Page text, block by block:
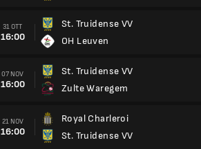
31 OTT
16:00
St. Truidense VV
OH Leuven
07 NOV
16:00
St. Truidense VV
Zulte Waregem
21 NOV
16:00
Royal Charleroi
St. Truidense VV